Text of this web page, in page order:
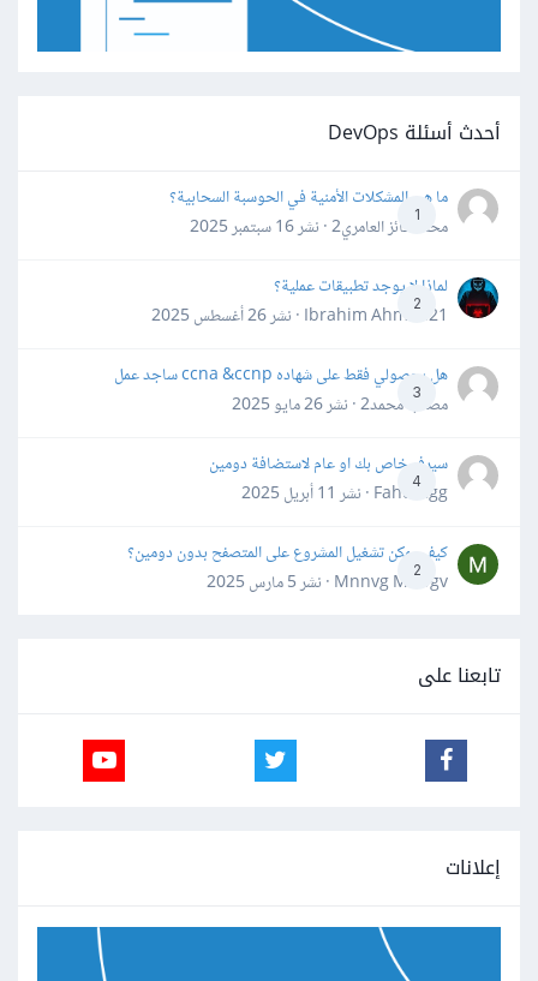
أحدث أسئلة DevOps
1
ما هي المشكلات الأمنية في الحوسبة السحابية؟
محمد فائز العامري2 · نشر
16 سبتمبر 2025
2
لماذا لا يوجد تطبيقات عملية؟
Ibrahim Ahmed21 · نشر
26 أغسطس 2025
3
هل بحصولي فقط على شهاده ccna &ccnp ساجد عمل
مصعب محمد2 · نشر
26 مايو 2025
4
سيرفر خاص بك او عام لاستضافة دومين
Fahd Ggg · نشر
11 أبريل 2025
2
كيف يمكن تشغيل المشروع على المتصفح بدون دومين؟
Mnnvg Mnbgv · نشر
5 مارس 2025
تابعنا على
إعلانات